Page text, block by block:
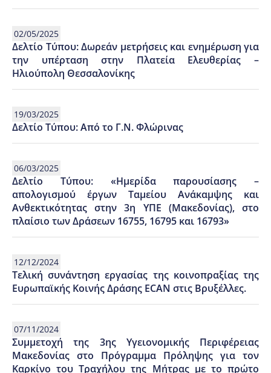
02/05/2025
Δελτίο Τύπου: Δωρεάν μετρήσεις και ενημέρωση για
την υπέρταση στην Πλατεία Ελευθερίας –
Ηλιούπολη Θεσσαλονίκης
19/03/2025
Δελτίο Τύπου: Aπό το Γ.Ν. Φλώρινας
06/03/2025
Δελτίο Τύπου: «Ημερίδα παρουσίασης –
απολογισμού έργων Ταμείου Ανάκαμψης και
Ανθεκτικότητας στην 3η ΥΠΕ (Μακεδονίας), στο
πλαίσιο των Δράσεων 16755, 16795 και 16793»
12/12/2024
Τελική συνάντηση εργασίας της κοινοπραξίας της
Ευρωπαϊκής Κοινής Δράσης ECAN στις Βρυξέλλες.
07/11/2024
Συμμετοχή της 3ης Υγειονομικής Περιφέρειας
Μακεδονίας στο Πρόγραμμα Πρόληψης για τον
Καρκίνο του Τραχήλου της Μήτρας με το πρώτο